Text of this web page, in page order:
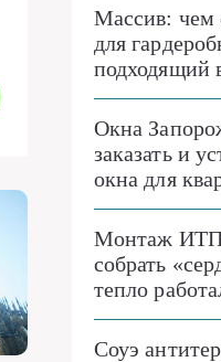
Массив: чем
для
подходящий
Окна
заказать и
окна для
Монтаж
собрать
тепло
Соуэ